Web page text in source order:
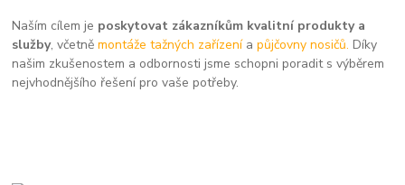
Naším cílem je poskytovat zákazníkům kvalitní produkty a
služby, včetněmontáže tažných zařízení apůjčovny nosičů. Díky
našim zkušenostem a odbornosti jsme schopni poradit s výběrem
nejvhodnějšího řešení pro vaše potřeby.